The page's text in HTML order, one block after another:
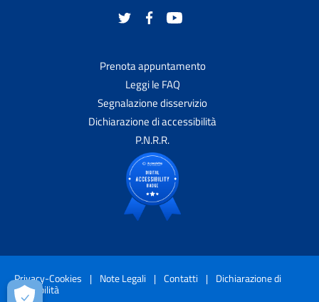
Prenota appuntamento
Leggi le FAQ
Segnalazione disservizio
Dichiarazione di accessibilità
P.N.R.R.
Privacy-Cookies | Note Legali | Contatti | Dichiarazione di
accessibilità